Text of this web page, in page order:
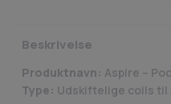
Beskrivelse
Produktnavn: Aspire –
Type: Udskiftelige coils til